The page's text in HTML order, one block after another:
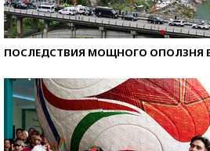
ПОСЛЕДСТВИЯ МОЩНОГО ОПОЛЗНЯ